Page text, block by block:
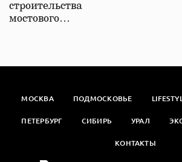
строительства
мостового…
МОСКВА ПОДМОСКОВЬЕ
ПЕТЕРБУРГ СИБИРЬ УРАЛ
КОНТАКТЫ